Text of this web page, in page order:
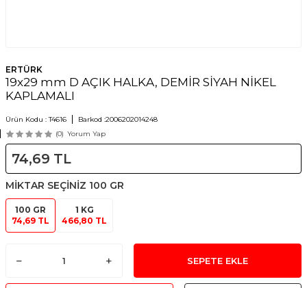
ERTÜRK
19x29 mm D AÇIK HALKA, DEMİR SİYAH NİKEL
KAPLAMALI
Ürün Kodu :T4616 Barkod :2006202014248
(0) Yorum Yap
74,69 TL
MİKTAR SEÇİNİZ 100 GR
100 GR
74,69 TL
1 KG
466,80 TL
SEPETE EKLE